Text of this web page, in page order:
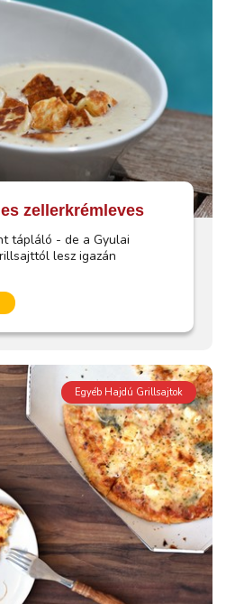
zellerkrémleves
tápláló - de a Gyulai
lesz igazán
Egyéb Hajdú Grillsajtok